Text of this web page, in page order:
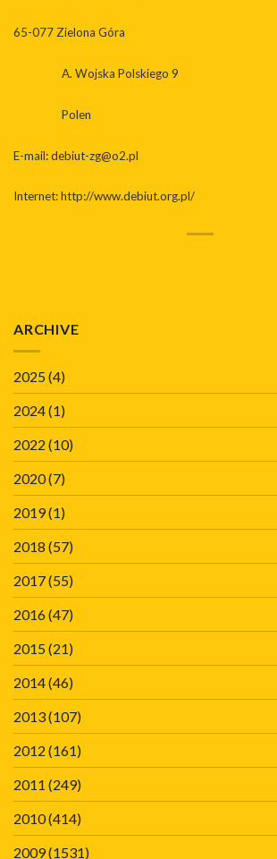
65-077 Zielona Góra
A. Wojska Polskiego 9
Polen
E-mail:debiut-zg@o2.pl
Internet:http://www.debiut.org.pl/
ARCHIVE
2025(4)
2024(1)
2022 (10)
2020(7)
2019(1)
2018 (57)
2017(55)
2016(47)
2015(21)
2014(46)
2013(107)
2012 (161)
2011 (249)
2010(414)
2009(1531)